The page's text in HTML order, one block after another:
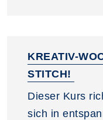
KREATIV-
STITCH!
Dieser Kurs
sich in